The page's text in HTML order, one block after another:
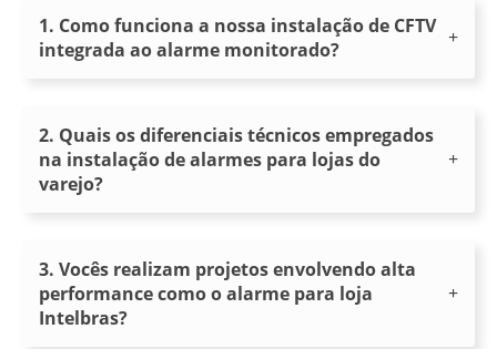
1. Como funciona a nossa instalação de CFTV
integrada ao alarme monitorado?
2. Quais os diferenciais técnicos empregados
na instalação de alarmes para lojas do
varejo?
3. Vocês realizam projetos envolvendo alta
performance como o alarme para loja
Intelbras?